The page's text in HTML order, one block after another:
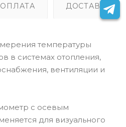
ОПЛАТА ДОСТАВКА
температуры
в системах отопления,
вентиляции и
с осевым
для визуального